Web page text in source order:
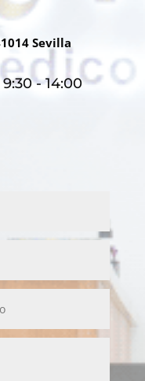
Sevilla
- 14:00